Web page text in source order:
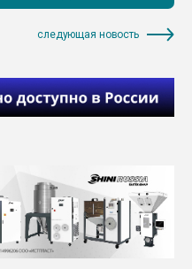
следующая новость